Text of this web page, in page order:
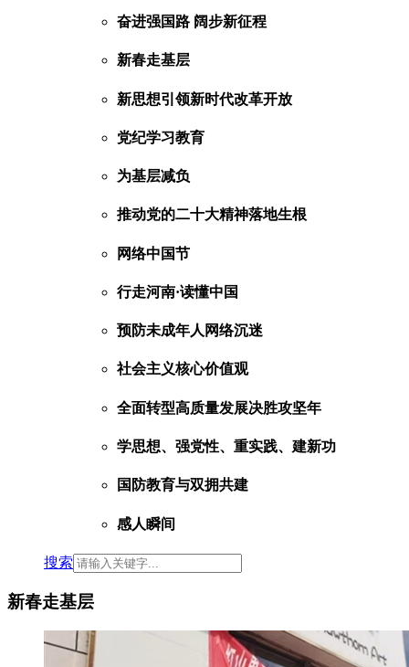
奋进强国路 阔步新征程
新春走基层
新思想引领新时代改革开放
党纪学习教育
为基层减负
推动党的二十大精神落地生根
网络中国节
行走河南·读懂中国
预防未成年人网络沉迷
社会主义核心价值观
全面转型高质量发展决胜攻坚年
学思想、强党性、重实践、建新功
国防教育与双拥共建
感人瞬间
搜索
新春走基层